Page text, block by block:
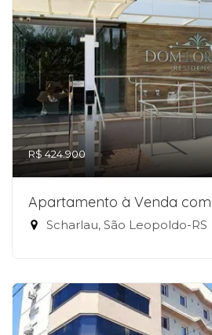
R$ 424.900
Apartamento à Venda com
Scharlau, São Leopoldo-RS